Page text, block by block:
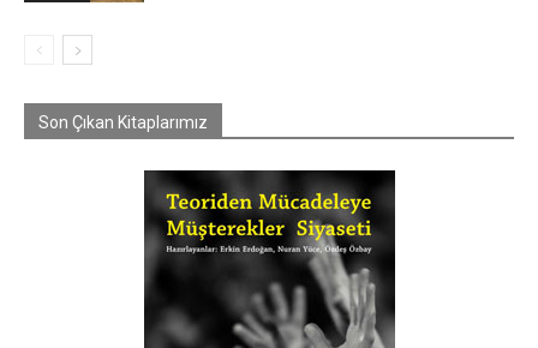
Son Çıkan Kitaplarımız